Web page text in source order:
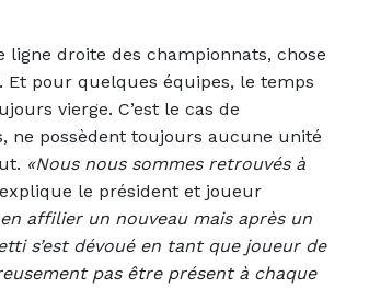
droite des championnats, chose
Et pour quelques équipes, le temps
vierge. C’est le cas de
ne possèdent toujours aucune unité
«Nous nous sommes retrouvés à
le président et joueur
affilier un nouveau mais après un
s’est dévoué en tant que joueur de
pas être présent à chaque